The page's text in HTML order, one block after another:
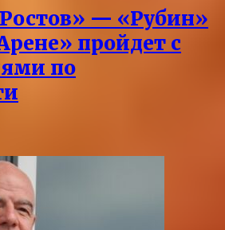
— «Рубин»
пройдет с
по